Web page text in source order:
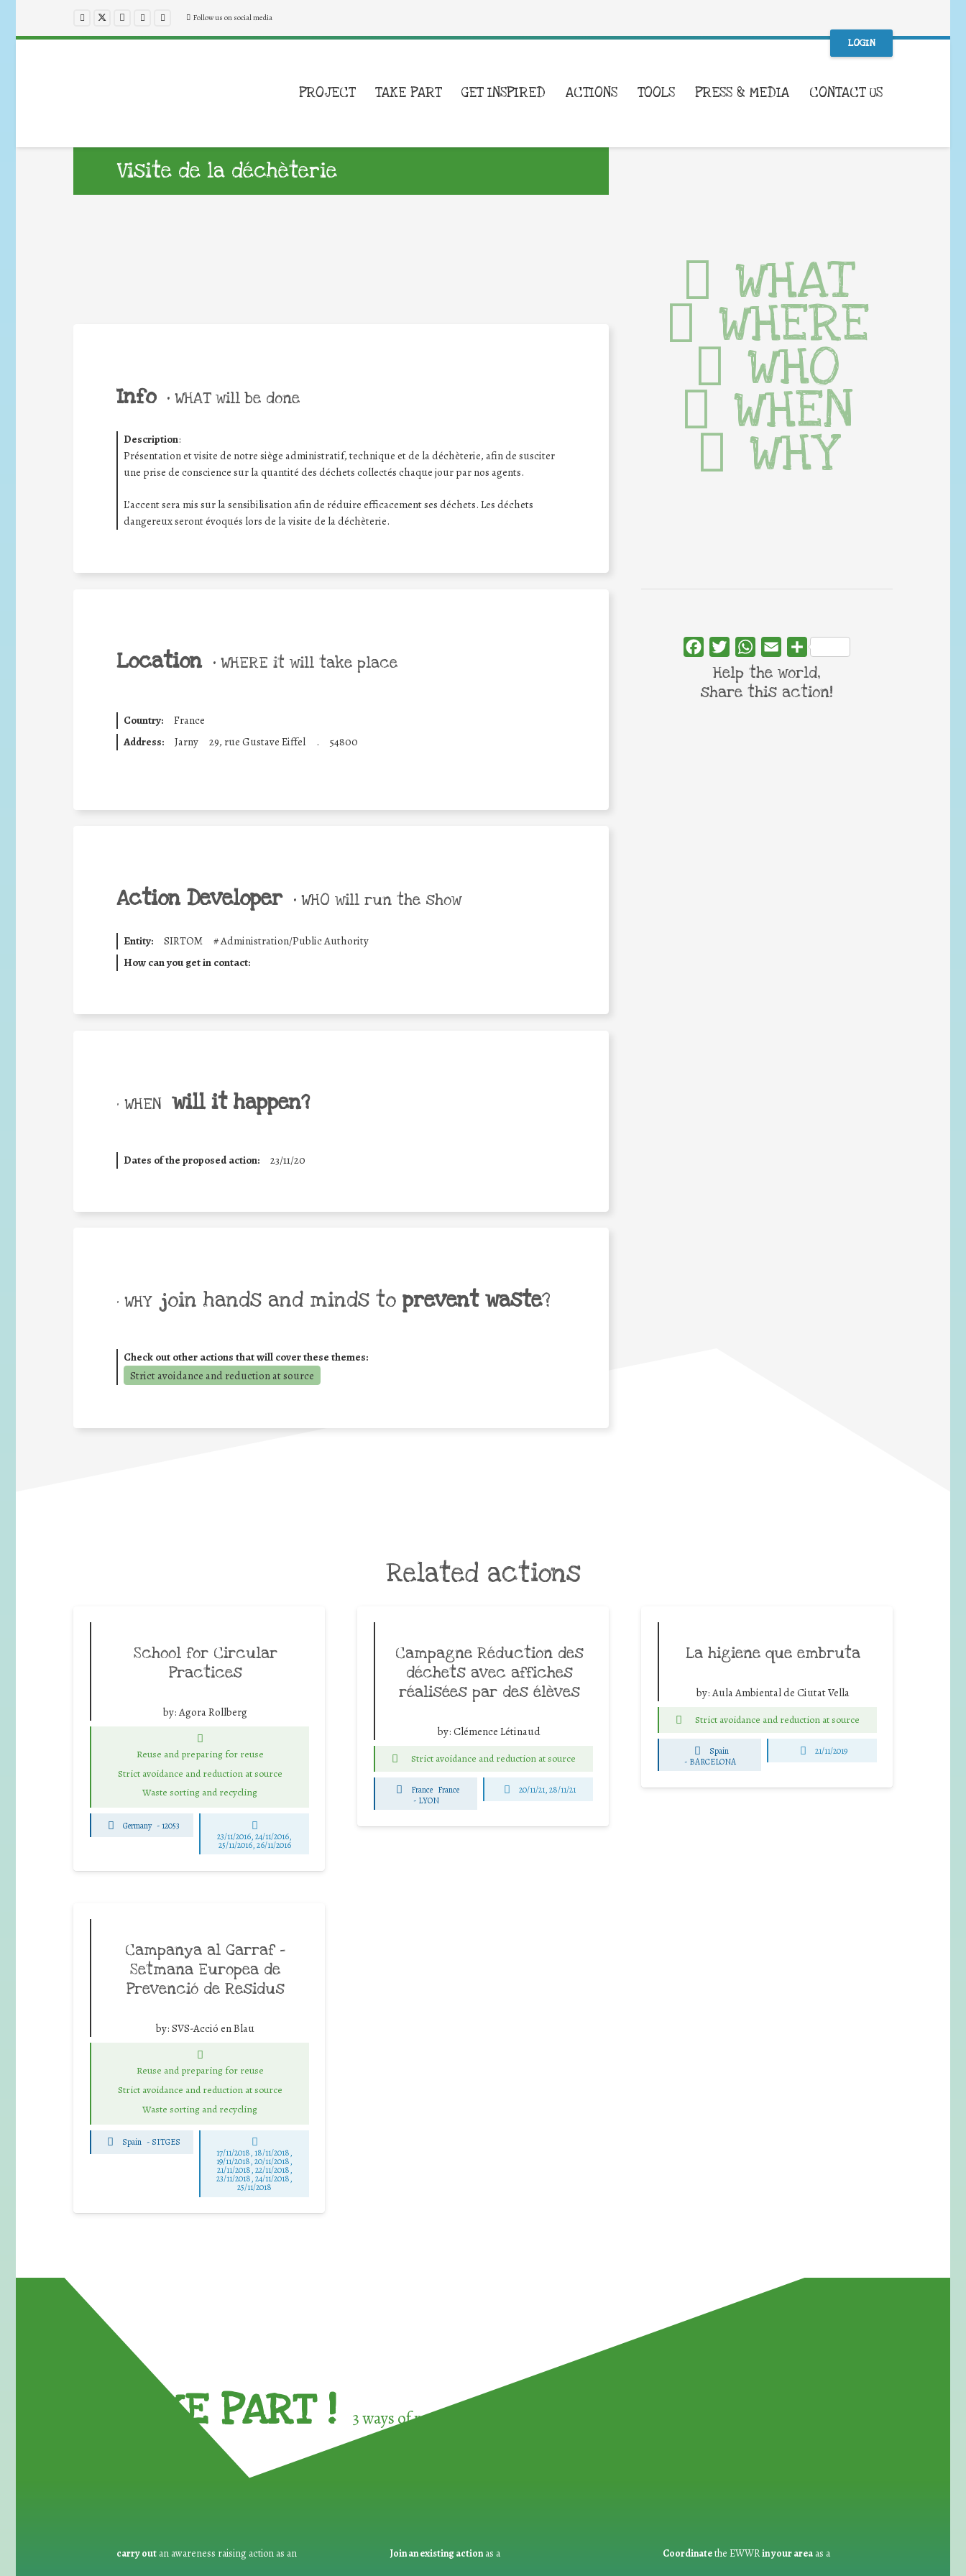
Follow us on social media
LOGIN
PROJECT TAKE PART GET INSPIRED ACTIONS TOOLS PRESS & MEDIA CONTACT US
Visite de la déchèterie
Info • WHAT will be done
Description:
Présentation et visite de notre siège administratif, technique et de la déchèterie, afin de susciter
une prise de conscience sur la quantité des déchets collectés chaque jour par nos agents.
L’accent sera mis sur la sensibilisation afin de réduire efficacement ses déchets. Les déchets
dangereux seront évoqués lors de la visite de la déchèterie.
Location • WHERE it will take place
Country:
France
Address:
Jarny 29, rue Gustave Eiffel . 54800
Action Developer • WHO will run the show
Entity: SIRTOM #Administration/Public Authority
How can you get in contact:
• WHEN will it happen?
Dates of the proposed action: 23/11/20
• WHY join hands and minds to prevent waste?
Check out other actions that will cover these themes:
Strict avoidance and reduction at source
WHAT
WHERE
WHO
WHEN
WHY
FacebookTwitterWhatsApp
Email Share
Help the world,
share this action!
Related actions
School for Circular
Practices
by:Agora Rollberg
Reuse and preparing for reuse
Strict avoidance and reduction at source
Waste sorting and recycling
Germany -12053
23/11/2016, 24/11/2016,
25/11/2016, 26/11/2016
Campagne Réduction des
déchets avec affiches
réalisées par des élèves
by: Clémence Létinaud
Strict avoidance and reduction at source
France France
- LYON
20/11/21, 28/11/21
La higiene que embruta
by:Aula Ambiental de Ciutat Vella
Strict avoidance and reduction at source
Spain
- BARCELONA
21/11/2019
Campanya al Garraf –
Setmana Europea de
Prevenció de Residus
by: SVS-Acció en Blau
Reuse and preparing for reuse
Strict avoidance and reduction at source
Waste sorting and recycling
Spain - SITGES
17/11/2018, 18/11/2018,
19/11/2018, 20/11/2018,
21/11/2018, 22/11/2018,
23/11/2018, 24/11/2018,
25/11/2018
TAKE PART ! 3 ways of participating in the
carry out an awareness raising action as an Join an existing actionas a Coordinatethe EWWRin your areaas a